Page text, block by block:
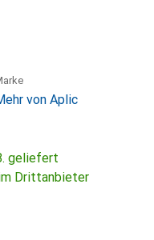
von Aplic
geliefert
Drittanbieter